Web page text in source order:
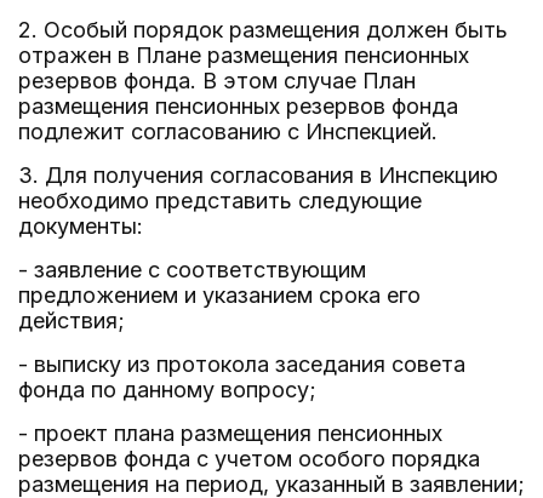
2. Особый порядок размещения должен быть
отражен в Плане размещения пенсионных
резервов фонда. В этом случае План
размещения пенсионных резервов фонда
подлежит согласованию с Инспекцией.
3. Для получения согласования в Инспекцию
необходимо представить следующие
документы:
- заявление с соответствующим
предложением и указанием срока его
действия;
- выписку из протокола заседания совета
фонда по данному вопросу;
- проект плана размещения пенсионных
резервов фонда с учетом особого порядка
размещения на период, указанный в заявлении;